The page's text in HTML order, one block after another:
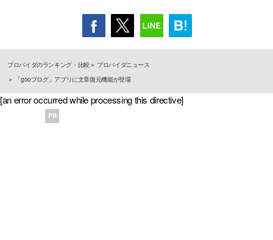
プロバイダのランキング・比較
プロバイダニュース
「gooブログ」アプリに文章復元機能が登場
[an error occurred while processing this directive]
PR